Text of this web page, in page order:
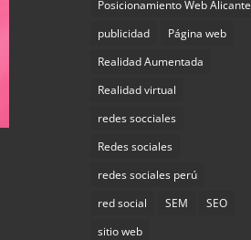
Posicionamiento Web Alicante
publicidad
Página web
Realidad Aumentada
Realidad virtual
redes socciales
Redes sociales
redes sociales perú
red social
SEM
SEO
sitio web